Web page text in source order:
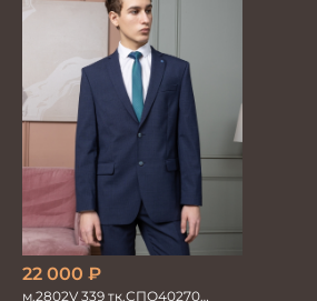
22 000 ₽
м.2802V 339 тк.СПО40270